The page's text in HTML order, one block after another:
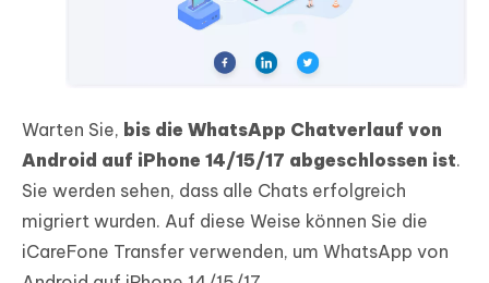
Warten Sie, bis die WhatsApp Chatverlauf von
Android auf iPhone 14/15/17 abgeschlossen ist.
Sie werden sehen, dass alle Chats erfolgreich
migriert wurden. Auf diese Weise können Sie die
iCareFone Transfer verwenden, um WhatsApp von